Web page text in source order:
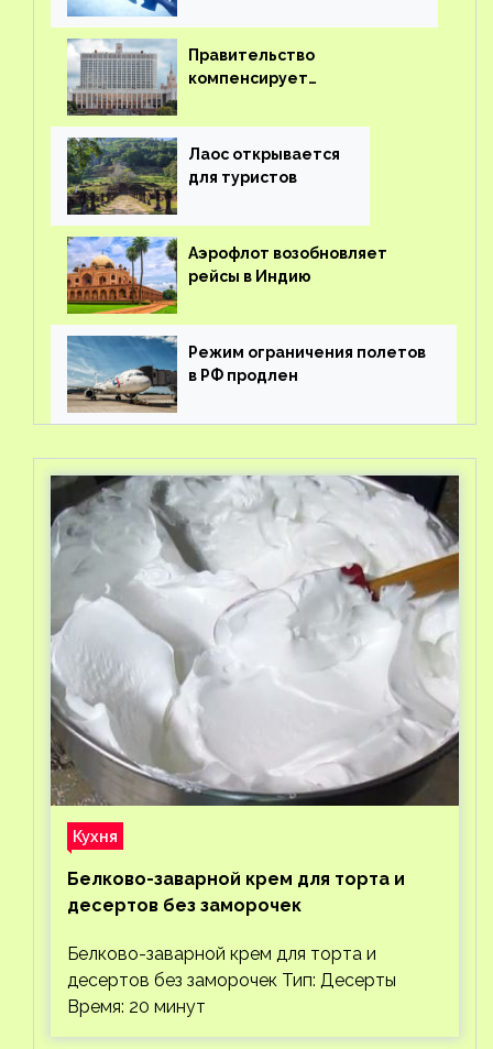
Правительство
компенсирует
вывоз россиян из-за рубежа
Лаос открывается
для туристов
Аэрофлот возобновляет
рейсы в Индию
Режим ограничения полетов
в РФ продлен
Кухня
Белково-заварной крем для торта и
десертов без заморочек
Белково-заварной крем для торта и
десертов без заморочек Тип: Десерты
Время: 20 минут